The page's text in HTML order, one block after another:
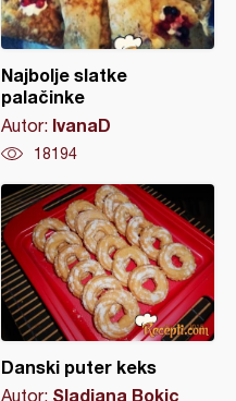
Najbolje slatke
palačinke
Autor: IvanaD
18194
Danski puter keks
Autor: Sladjana Bokic